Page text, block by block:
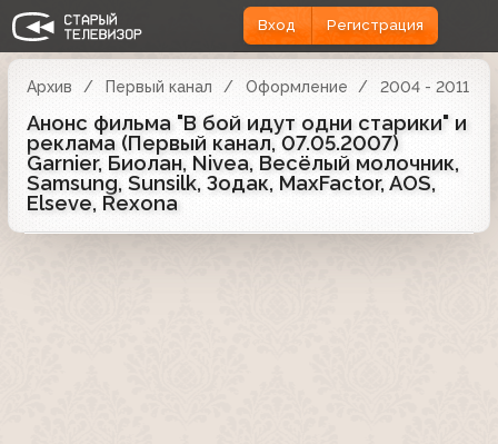
Вход Регистрация
Архив Первый канал Оформление 2004 - 2011
Анонс фильма "В бой идут одни старики" и
реклама (Первый канал, 07.05.2007)
Garnier, Биолан, Nivea, Весёлый молочник,
Samsung, Sunsilk, Зодак, MaxFactor, AOS,
Elseve, Rexona